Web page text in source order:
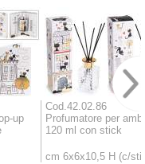
up
Cod.42.02.86
Profumatore per
120 ml con stick
cm 6x6x10,5 H (c/